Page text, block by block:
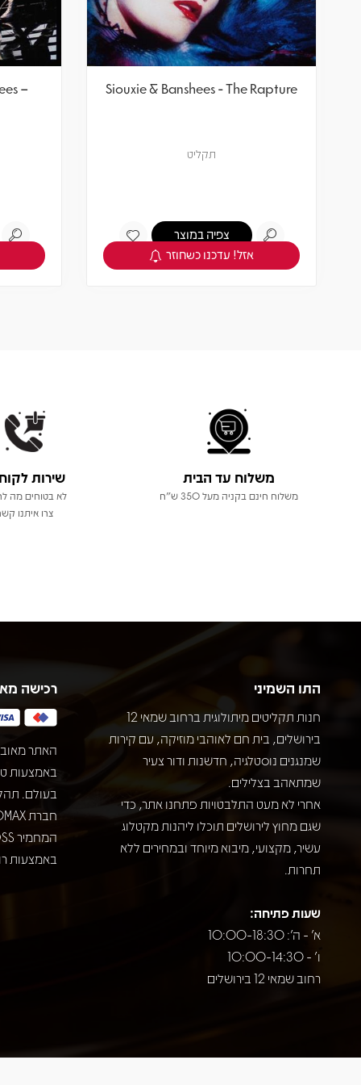
Siouxie & Banshees - The Rapture
תקליט
צפיה במוצר
אזל! עדכנו כשחוזר
–
משלוח עד הבית
משלוח חינם בקניה מעל 350 ש"ח
שירות
לא בטוחים מה
צרו איתנו
התו השמיני
חנות תקליטים מיתולוגית ברחוב שמאי 12
בירושלים, בית חם לאוהבי מוזיקה, עם קירות
שמנגנים נוסטלגיה, חדשנות ודור צעיר
שמתאהב בצלילים.
אחרי לא מעט התלבטויות פתחנו אתר, כדי
שגם מחוץ לירושלים תוכלו ליהנות מקטלוג
עשיר, מקצועי, מיבוא מיוחד ובמחירים ללא
תחרות.
שעות פתיחה:
א' - ה': 10:00-18:30
ו' - 10:00-14:30
רחוב שמאי 12 בירושלים
רכישה
האתר
בעולם.
באמצעות